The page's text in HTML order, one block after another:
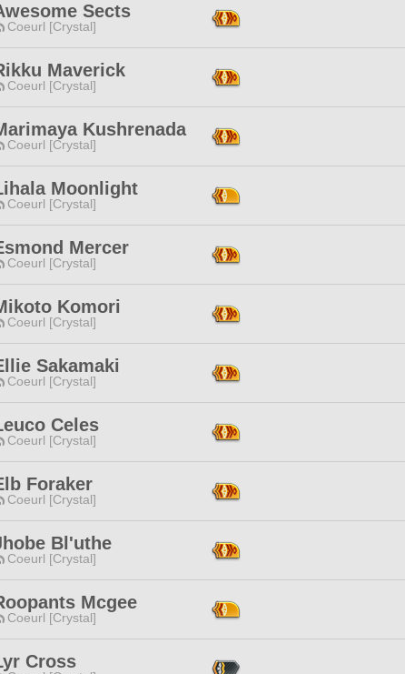
Sects
Coeurl [Crystal]
Maverick
Coeurl [Crystal]
Kushrenada
Coeurl [Crystal]
Moonlight
Coeurl [Crystal]
Mercer
Coeurl [Crystal]
Komori
Coeurl [Crystal]
Sakamaki
Coeurl [Crystal]
Celes
Coeurl [Crystal]
Foraker
Coeurl [Crystal]
Bl'uthe
Coeurl [Crystal]
Mcgee
Coeurl [Crystal]
Cross